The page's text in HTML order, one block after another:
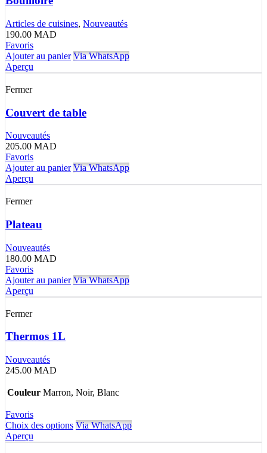
Articles de cuisines, Nouveautés
190.00 MAD
Favoris
Ajouter au panier Via WhatsApp
Aperçu
Fermer
Couvert de table
Nouveautés
205.00 MAD
Favoris
Ajouter au panier Via WhatsApp
Aperçu
Fermer
Plateau
Nouveautés
180.00 MAD
Favoris
Ajouter au panier Via WhatsApp
Aperçu
Fermer
Thermos 1L
Nouveautés
245.00 MAD
Couleur Marron, Noir, Blanc
Favoris
Choix des options Via WhatsApp
Aperçu